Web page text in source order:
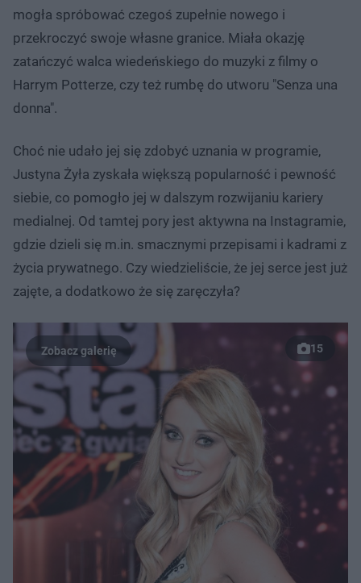
mogła spróbować czegoś zupełnie nowego i
przekroczyć swoje własne granice. Miała okazję
zatańczyć walca wiedeńskiego do muzyki z filmy o
Harrym Potterze, czy też rumbę do utworu "Senza una
donna".
Choć nie udało jej się zdobyć uznania w programie,
Justyna Żyła zyskała większą popularność i pewność
siebie, co pomogło jej w dalszym rozwijaniu kariery
medialnej. Od tamtej pory jest aktywna na Instagramie,
gdzie dzieli się m.in. smacznymi przepisami i kadrami z
życia prywatnego. Czy wiedzieliście, że jej serce jest już
zajęte, a dodatkowo że się zaręczyła?
15